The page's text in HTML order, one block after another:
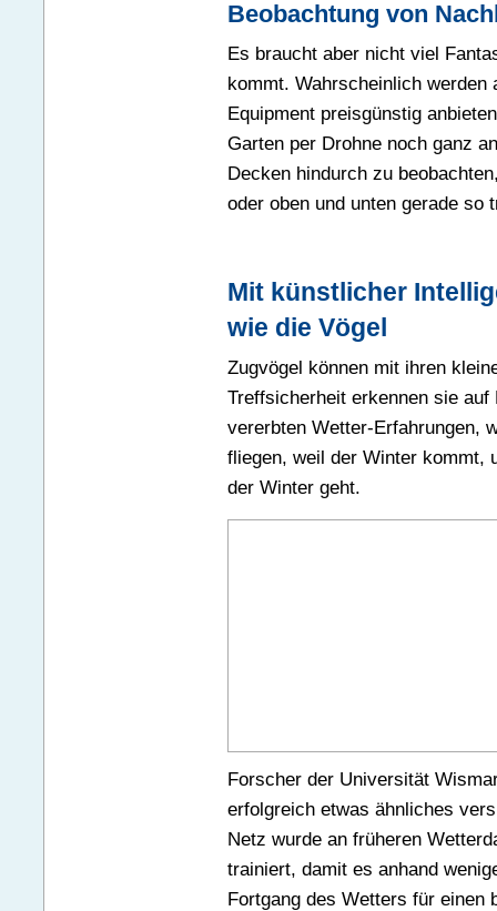
Beobachtung von
Es braucht aber nicht viel
kommt. Wahrscheinlich
Equipment preisgünstig
Garten per Drohne noch ganz
Decken hindurch zu
oder oben und unten gerade so
Mit künstlicher
wie die Vögel
Zugvögel können mit ihren
Treffsicherheit erkennen sie
vererbten Wetter-Erfahrungen,
fliegen, weil der Winter kommt,
der Winter geht.
Forscher der Universität
erfolgreich etwas ähnliches
Netz wurde an früheren
trainiert, damit es anhand
Fortgang des Wetters für einen